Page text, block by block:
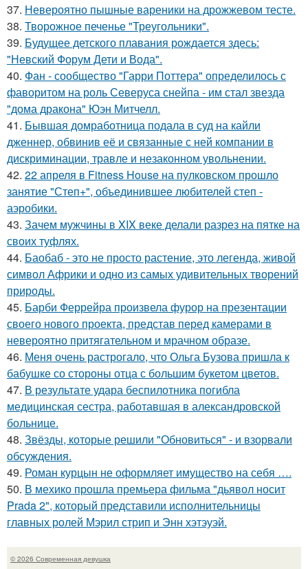
37. Невероятно пышные вареники на дрожжевом тесте.
38. Творожное печенье "Треугольники".
39. Будущее детского плавания рождается здесь:
"Невский Форум Дети и Вода".
40. Фан - сообщество "Гарри Поттера" определилось с
фаворитом на роль Северуса снейпа - им стал звезда
"дома дракона" Юэн Митчелл.
41. Бывшая домработница подала в суд на кайли
дженнер, обвинив её и связанные с ней компании в
дискриминации, травле и незаконном увольнении.
42. 22 апреля в Fitness House на пулковском прошло
занятие "Степ+", объединившее любителей степ -
аэробики.
43. Зачем мужчины в XIX веке делали разрез на пятке на
своих туфлях.
44. Баобаб - это не просто растение, это легенда, живой
символ Африки и одно из самых удивительных творений
природы.
45. Барби Феррейра произвела фурор на презентации
своего нового проекта, представ перед камерами в
невероятно притягательном и мрачном образе.
46. Меня очень растрогало, что Ольга Бузова пришла к
бабушке со стороны отца с большим букетом цветов.
47. В результате удара беспилотника погибла
медицинская сестра, работавшая в александровской
больнице.
48. Звёзды, которые решили "Обновиться" - и взорвали
обсуждения.
49. Роман курцын не оформляет имущество на себя ….
50. В мехико прошла премьера фильма "дьявол носит
Prada 2", который представили исполнительницы
главных ролей Мэрил стрип и Энн хэтэуэй.
© 2026 Современная девушка